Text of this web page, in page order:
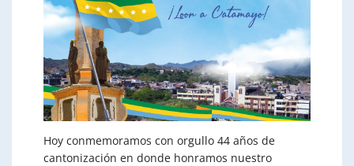
Hoy conmemoramos con orgullo 44 años de
cantonización en donde honramos nuestro